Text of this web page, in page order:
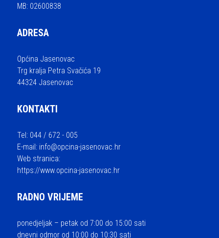
MB: 02600838
ADRESA
Općina Jasenovac
Trg kralja Petra Svačića 19
44324 Jasenovac
KONTAKTI
Tel: 044 / 672 - 005
E-mail: info@opcina-jasenovac.hr
Web stranica:
https://www.opcina-jasenovac.hr
RADNO VRIJEME
ponedjeljak – petak od 7:00 do 15:00 sati
dnevni odmor od 10:00 do 10:30 sati